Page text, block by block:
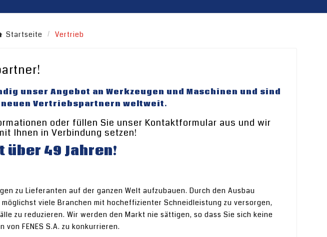
Startseite Vertrieb
unser Angebot an Werkzeugen und Maschinen und sind
Vertriebspartnern weltweit.
oder füllen Sie unser Kontaktformular aus und wir
Ihnen in Verbindung setzen!
49 Jahren!
zu Lieferanten auf der ganzen Welt aufzubauen. Durch den Ausbau
viele Branchen mit hocheffizienter Schneidleistung zu versorgen,
zu reduzieren. Wir werden den Markt nie sättigen, so dass Sie sich keine
FENES S.A. zu konkurrieren.